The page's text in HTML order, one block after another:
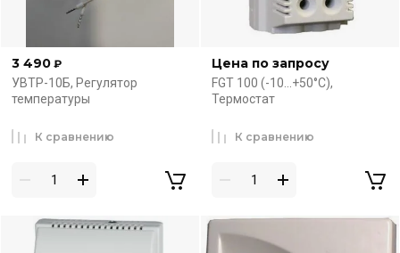
3 490 ₽
УВТР-10Б, Регулятор
температуры
К сравнению
Цена по запросу
FGT 100 (-10...+50°C),
Термостат
К сравнению